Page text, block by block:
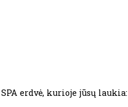
erdvė, kurioje jūsų laukia: